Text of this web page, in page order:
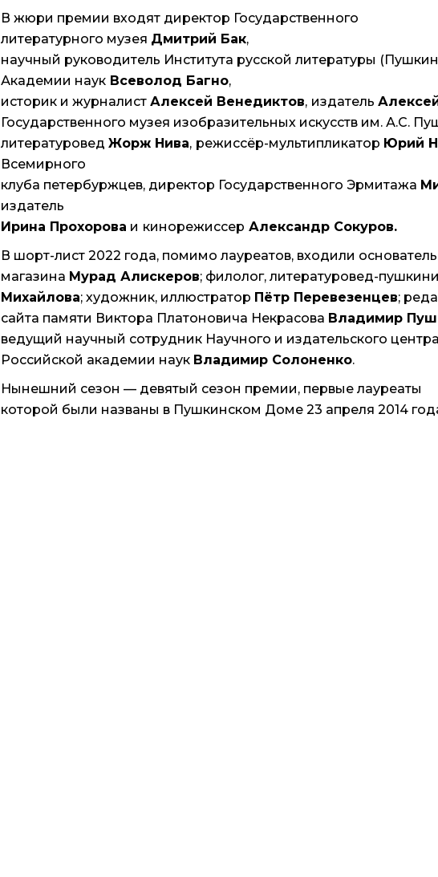
В жюри премии входят директор Государственного
литературного музея Дмитрий Бак,
научный руководитель Института русской литературы
Академии наукВсеволод Багно,
историк и журналист Алексей Венедиктов, издатель
Государственного музея изобразительных искусств им. А.С.
литературовед Жорж Нива, режиссёр-мультипликатор Юрий
Всемирного
клуба петербуржцев, директор Государственного Эрмитажа
издатель
Ирина Прохорова и кинорежиссер Александр Сокуров.
В шорт-лист 2022 года, помимо лауреатов, входили
магазина Мурад Алискеров; филолог, литературовед-
Михайлова; художник, иллюстратор Пётр Перевезенцев;
сайта памяти Виктора Платоновича Некрасова Владимир
ведущий научный сотрудник Научного и издательского
Российской академии наук Владимир Солоненко.
Нынешний сезон — девятый сезон премии, первые лауреаты
которой были названы в Пушкинском Доме 23 апреля 2014